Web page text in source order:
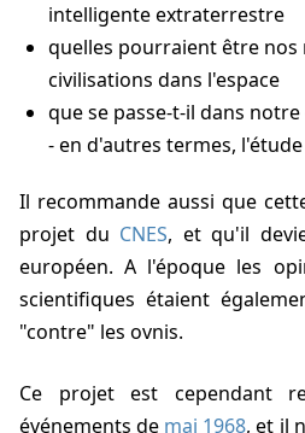
intelligente extraterrestre
quelles pourraient être nos
civilisations dans l'espace
que se passe-t-il dans
- en d'autres termes,
Il recommande aussi que cette étude soit d'abord un
projet du CNES, et qu'il
européen. A l'époque les
scientifiques étaient
"contre" les ovnis.
Ce projet est cependant reporté en raison des
événements de mai 1968, et il